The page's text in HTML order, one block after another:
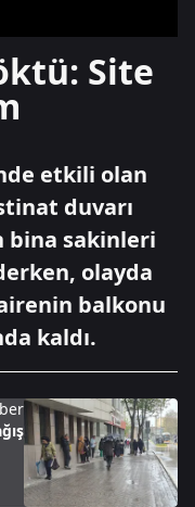
Site
etkili olan
duvarı
bina sakinleri
olayda
balkonu
kaldı.